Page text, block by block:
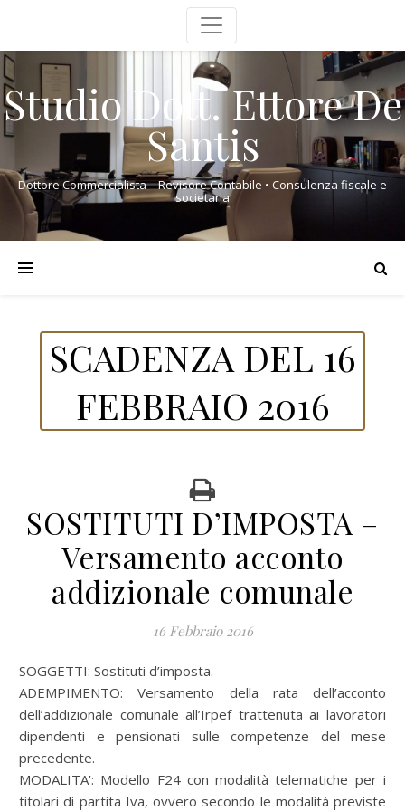
Studio Dott. Ettore De
Santis
Dottore Commercialista – Revisore Contabile • Consulenza fiscale e
societaria
SCADENZA DEL 16
FEBBRAIO 2016
SOSTITUTI D’IMPOSTA –
Versamento acconto
addizionale comunale
16 Febbraio 2016
SOGGETTI: Sostituti d’imposta.
ADEMPIMENTO: Versamento della rata dell’acconto
dell’addizionale comunale all’Irpef trattenuta ai lavoratori
dipendenti e pensionati sulle competenze del mese
precedente.
MODALITA’: Modello F24 con modalità telematiche per i
titolari di partita Iva, ovvero secondo le modalità previste